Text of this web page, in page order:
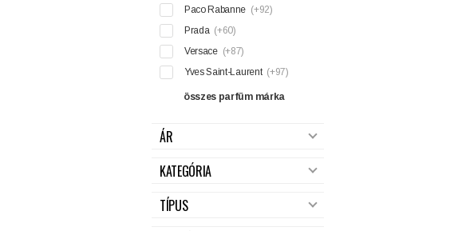
Paco Rabanne (+92)
Prada (+60)
Versace (+87)
Yves Saint-Laurent (+97)
összes parfüm márka
ÁR
KATEGÓRIA
TÍPUS